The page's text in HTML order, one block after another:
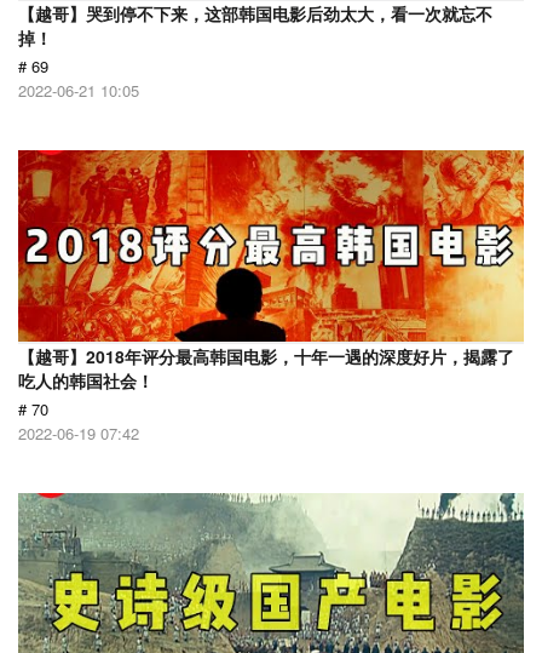
【越哥】哭到停不下来，这部韩国电影后劲太大，看一次就忘不
掉！
# 69
2022-06-21 10:05
【越哥】2018年评分最高韩国电影，十年一遇的深度好片，揭露了
吃人的韩国社会！
# 70
2022-06-19 07:42